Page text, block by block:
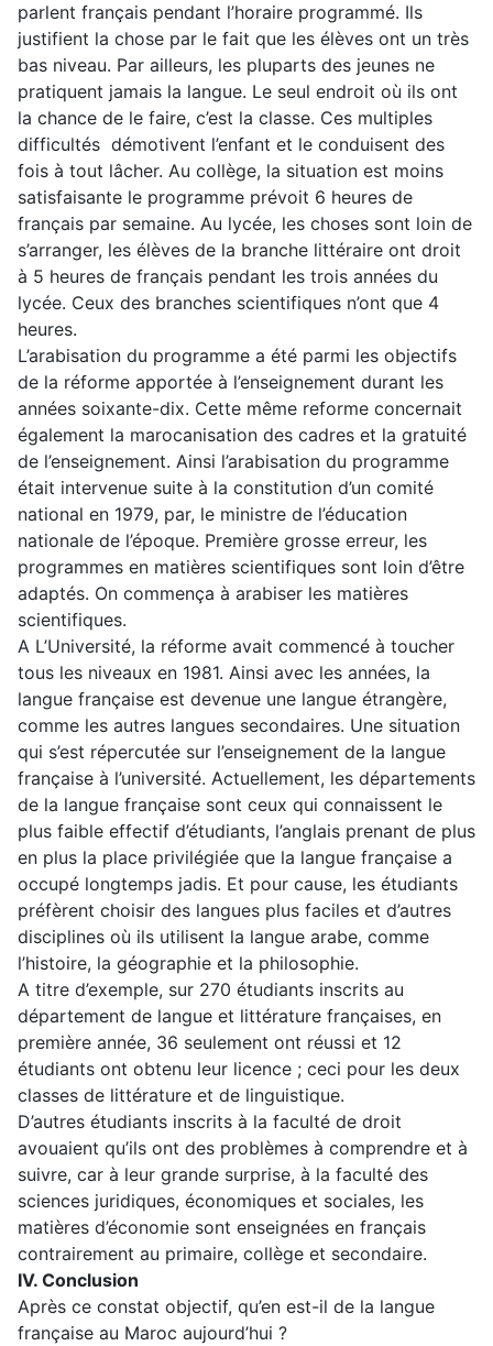
parlent français pendant l’horaire programmé. Ils
justifient la chose par le fait que les élèves ont un très
bas niveau. Par ailleurs, les pluparts des jeunes ne
pratiquent jamais la langue. Le seul endroit où ils ont
la chance de le faire, c’est la classe. Ces multiples
difficultés démotivent l’enfant et le conduisent des
fois à tout lâcher. Au collège, la situation est moins
satisfaisante le programme prévoit 6 heures de
français par semaine. Au lycée, les choses sont loin de
s’arranger, les élèves de la branche littéraire ont droit
à 5 heures de français pendant les trois années du
lycée. Ceux des branches scientifiques n’ont que 4
heures.
L’arabisation du programme a été parmi les objectifs
de la réforme apportée à l’enseignement durant les
années soixante-dix. Cette même reforme concernait
également la marocanisation des cadres et la gratuité
de l’enseignement. Ainsi l’arabisation du programme
était intervenue suite à la constitution d’un comité
national en 1979, par, le ministre de l’éducation
nationale de l’époque. Première grosse erreur, les
programmes en matières scientifiques sont loin d’être
adaptés. On commença à arabiser les matières
scientifiques.
A L’Université, la réforme avait commencé à toucher
tous les niveaux en 1981. Ainsi avec les années, la
langue française est devenue une langue étrangère,
comme les autres langues secondaires. Une situation
qui s’est répercutée sur l’enseignement de la langue
française à l’université. Actuellement, les départements
de la langue française sont ceux qui connaissent le
plus faible effectif d’étudiants, l’anglais prenant de plus
en plus la place privilégiée que la langue française a
occupé longtemps jadis. Et pour cause, les étudiants
préfèrent choisir des langues plus faciles et d’autres
disciplines où ils utilisent la langue arabe, comme
l’histoire, la géographie et la philosophie.
A titre d’exemple, sur 270 étudiants inscrits au
département de langue et littérature françaises, en
première année, 36 seulement ont réussi et 12
étudiants ont obtenu leur licence ; ceci pour les deux
classes de littérature et de linguistique.
D’autres étudiants inscrits à la faculté de droit
avouaient qu’ils ont des problèmes à comprendre et à
suivre, car à leur grande surprise, à la faculté des
sciences juridiques, économiques et sociales, les
matières d’économie sont enseignées en français
contrairement au primaire, collège et secondaire.
IV. Conclusion
Après ce constat objectif, qu’en est-il de la langue
française au Maroc aujourd’hui ?